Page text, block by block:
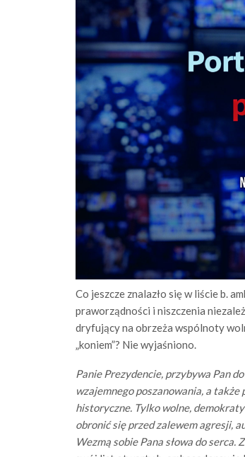
Co jeszcze znalazło się w liście b.
praworządności i niszczenia
dryfujący na obrzeża wspólnoty
„koniem”? Nie wyjaśniono.
Panie Prezydencie, przybywa Pan
wzajemnego poszanowania, a
historyczne. Tylko wolne,
obronić się przed zalewem agresji,
Wezmą sobie Pana słowa do